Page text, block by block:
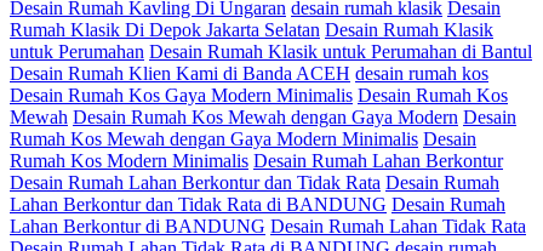
Desain Rumah Kavling Di Ungaran desain rumah klasik Desain
Rumah Klasik Di Depok Jakarta Selatan Desain Rumah Klasik
untuk Perumahan Desain Rumah Klasik untuk Perumahan di Bantul
Desain Rumah Klien Kami di Banda ACEH desain rumah kos
Desain Rumah Kos Gaya Modern Minimalis Desain Rumah Kos
Mewah Desain Rumah Kos Mewah dengan Gaya Modern Desain
Rumah Kos Mewah dengan Gaya Modern Minimalis Desain
Rumah Kos Modern Minimalis Desain Rumah Lahan Berkontur
Desain Rumah Lahan Berkontur dan Tidak Rata Desain Rumah
Lahan Berkontur dan Tidak Rata di BANDUNG Desain Rumah
Lahan Berkontur di BANDUNG Desain Rumah Lahan Tidak Rata